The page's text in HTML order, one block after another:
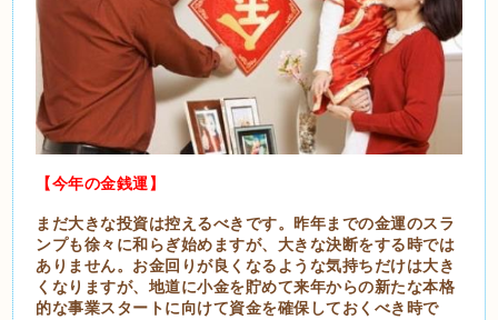
【今年の金銭運】
まだ大きな投資は控えるべきです。昨年までの金運のスラ
ンプも徐々に和らぎ始めますが、大きな決断をする時では
ありません。お金回りが良くなるような気持ちだけは大き
くなりますが、地道に小金を貯めて来年からの新たな本格
的な事業スタートに向けて資金を確保しておくべき時で